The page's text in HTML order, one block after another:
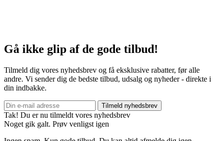
Gå ikke glip af de gode tilbud!
Tilmeld dig vores nyhedsbrev og få eksklusive rabatter, før alle
andre. Vi sender dig de bedste tilbud, udsalg og nyheder - direkte i
din indbakke.
Tilmeld nyhedsbrev
Tak! Du er nu tilmeldt vores nyhedsbrev
Noget gik galt. Prøv venligst igen